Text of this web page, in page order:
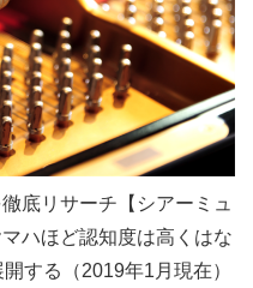
底リサーチ【シアーミュ
ハほど認知度は高くはな
する（2019年1月現在）